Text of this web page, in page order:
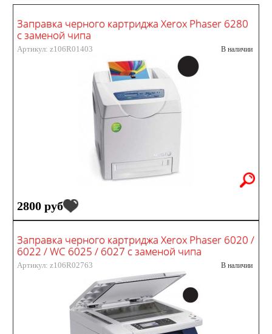
Заправка черного картриджа Xerox Phaser 6280
с заменой чипа
Артикул: z106R01403 В наличии
2800 руб
Заправка черного картриджа Xerox Phaser 6020 /
6022 / WC 6025 / 6027 с заменой чипа
Артикул: z106R02763 В наличии